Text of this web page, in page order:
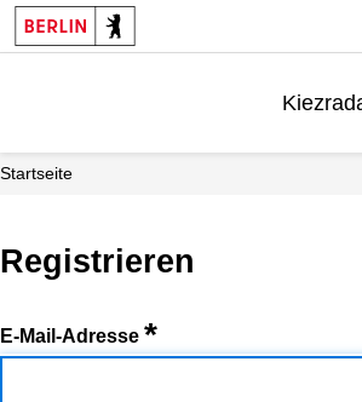
Startseite
Registrieren
E-Mail-Adresse *